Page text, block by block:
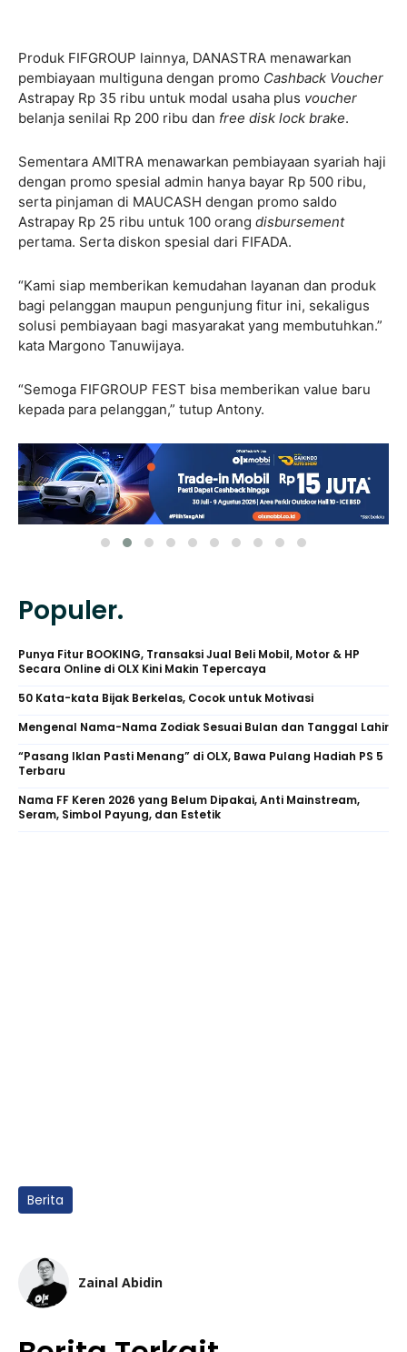
Produk FIFGROUP lainnya, DANASTRA menawarkan
pembiayaan multiguna dengan promo Cashback Voucher
Astrapay Rp 35 ribu untuk modal usaha plus voucher
belanja senilai Rp 200 ribu dan free disk lock brake.
Sementara AMITRA menawarkan pembiayaan syariah haji
dengan promo spesial admin hanya bayar Rp 500 ribu,
serta pinjaman di MAUCASH dengan promo saldo
Astrapay Rp 25 ribu untuk 100 orang disbursement
pertama. Serta diskon spesial dari FIFADA.
“Kami siap memberikan kemudahan layanan dan produk
bagi pelanggan maupun pengunjung fitur ini, sekaligus
solusi pembiayaan bagi masyarakat yang membutuhkan.”
kata Margono Tanuwijaya.
“Semoga FIFGROUP FEST bisa memberikan value baru
kepada para pelanggan,” tutup Antony.
Populer.
Punya Fitur BOOKING, Transaksi Jual Beli Mobil, Motor & HP
Secara Online di OLX Kini Makin Tepercaya
50 Kata-kata Bijak Berkelas, Cocok untuk Motivasi
Mengenal Nama-Nama Zodiak Sesuai Bulan dan Tanggal Lahir
“Pasang Iklan Pasti Menang” di OLX, Bawa Pulang Hadiah PS 5
Terbaru
Nama FF Keren 2026 yang Belum Dipakai, Anti Mainstream,
Seram, Simbol Payung, dan Estetik
Berita
Zainal Abidin